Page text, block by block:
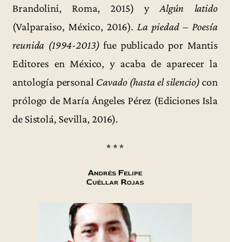
Brandolini, Roma, 2015) y Algún latido
(Valparaiso, México, 2016). La piedad – Poesía
reunida (1994-2013) fue publicado por Mantis
Editores en México, y acaba de aparecer la
antología personal Cavado (hasta el silencio) con
prólogo de María Ángeles Pérez (Ediciones Isla
de Sistolá, Sevilla, 2016).
* * *
Andrés Felipe
Cuéllar Rojas